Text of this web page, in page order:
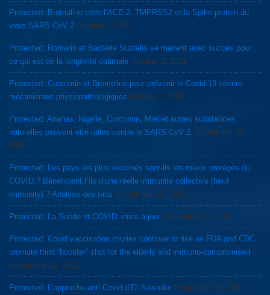
Protected: Bromaline cible l’ACE-2, TMPRSS2 et la Spike protein du
virus SARS CoV 2 October 2, 2021
Protected: Romarin et Bactérie Subtelis se marient avec succès pour
ce qui est de la longévité optimale October 2, 2021
Protected: Curcumin et Bromeline pour prévenir le Covid 19 sévère:
mécanismes physiopathologiques October 2, 2021
Protected: Ananas, Nigelle, Curcumin, Miel et autres substances
naturelles peuvent etre utiles contre le SARS CoV 2. September 26,
2021
Protected: Les pays les plus vaccinés sont-ils les mieux protégés du
COVID ? Bénéficient t’ils d’une réelle immunité collective (herd
immunity) ? Analyse des faits September 24, 2021
Protected: La Suède et COVID: mise à jour September 21, 2021
Protected: Covid vaccination injuries continue to rise as FDA and CDC
promote third “booster” shot for the elderly and immuno-compromised
September 21, 2021
Protected: L’approche anti-Covid d’El Salvador September 20, 2021